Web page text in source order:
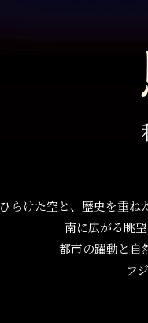
ひらけた空と、歴史を重
南に広がる眺
都市の躍動と自
フ